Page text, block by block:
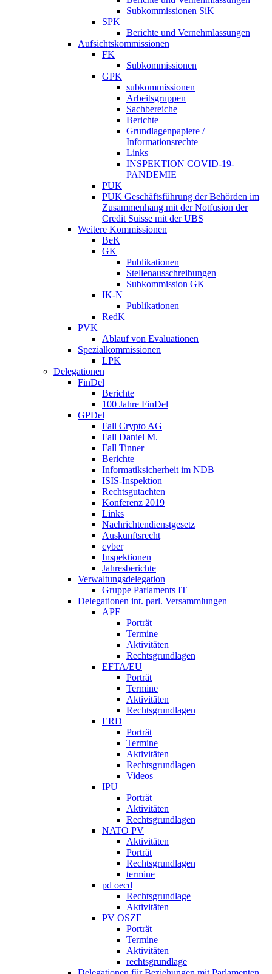
Subkommissionen SiK
SPK
Berichte und Vernehmlassungen
Aufsichtskommissionen
FK
Subkommissionen
GPK
subkommissionen
Arbeitsgruppen
Sachbereiche
Berichte
Grundlagenpapiere /
Informationsrechte
Links
INSPEKTION COVID-19-
PANDEMIE
PUK
PUK Geschäftsführung der Behörden im
Zusammenhang mit der Notfusion der
Credit Suisse mit der UBS
Weitere Kommissionen
BeK
GK
Publikationen
Stellenausschreibungen
Subkommission GK
IK-N
Publikationen
RedK
PVK
Ablauf von Evaluationen
Spezialkommissionen
LPK
Delegationen
FinDel
Berichte
100 Jahre FinDel
GPDel
Fall Crypto AG
Fall Daniel M.
Fall Tinner
Berichte
Informatiksicherheit ­im NDB
ISIS-Inspektion
Rechtsgutachten
Konferenz 2019
Links
Nachrichtendienstgesetz
Auskunftsrecht
cyber
Inspektionen
Jahresberichte
Verwaltungsdelegation
Gruppe Parlaments IT
Delegationen int. parl. Versammlungen
APF
Porträt
Termine
Aktivitäten
Rechtsgrundlagen
EFTA/EU
Porträt
Termine
Aktivitäten
Rechtsgrundlagen
ERD
Porträt
Termine
Aktivitäten
Rechtsgrundlagen
Videos
IPU
Porträt
Aktivitäten
Rechtsgrundlagen
NATO PV
Aktivitäten
Porträt
Rechtsgrundlagen
termine
pd oecd
Rechtsgrundlage
Aktivitäten
PV OSZE
Porträt
Termine
Aktivitäten
rechtsgrundlage